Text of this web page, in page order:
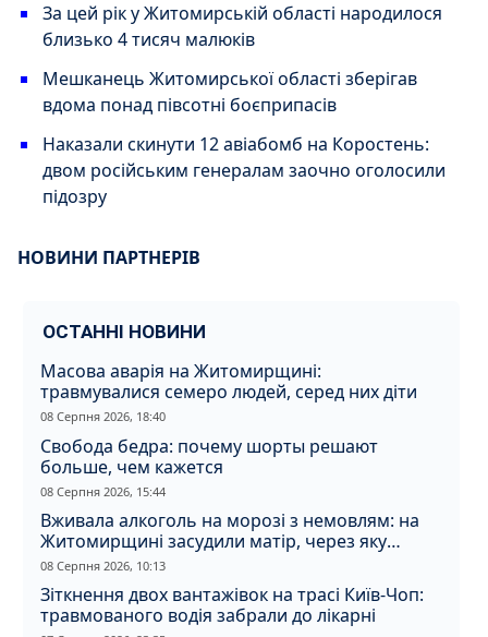
За цей рік у Житомирській області народилося
близько 4 тисяч малюків
Мешканець Житомирської області зберігав
вдома понад півсотні боєприпасів
Наказали скинути 12 авіабомб на Коростень:
двом російським генералам заочно оголосили
підозру
НОВИНИ ПАРТНЕРІВ
ОСТАННІ НОВИНИ
Масова аварія на Житомирщині:
травмувалися семеро людей, серед них діти
08 Серпня 2026, 18:40
Свобода бедра: почему шорты решают
больше, чем кажется
08 Серпня 2026, 15:44
Вживала алкоголь на морозі з немовлям: на
Житомирщині засудили матір, через яку
дитина отримала обмороження
08 Серпня 2026, 10:13
Зіткнення двох вантажівок на трасі Київ-Чоп:
травмованого водія забрали до лікарні